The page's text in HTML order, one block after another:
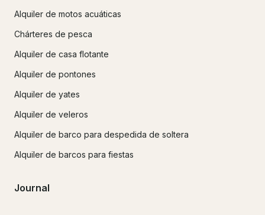
Alquiler de motos acuáticas
Chárteres de pesca
Alquiler de casa flotante
Alquiler de pontones
Alquiler de yates
Alquiler de veleros
Alquiler de barco para despedida de soltera
Alquiler de barcos para fiestas
Journal